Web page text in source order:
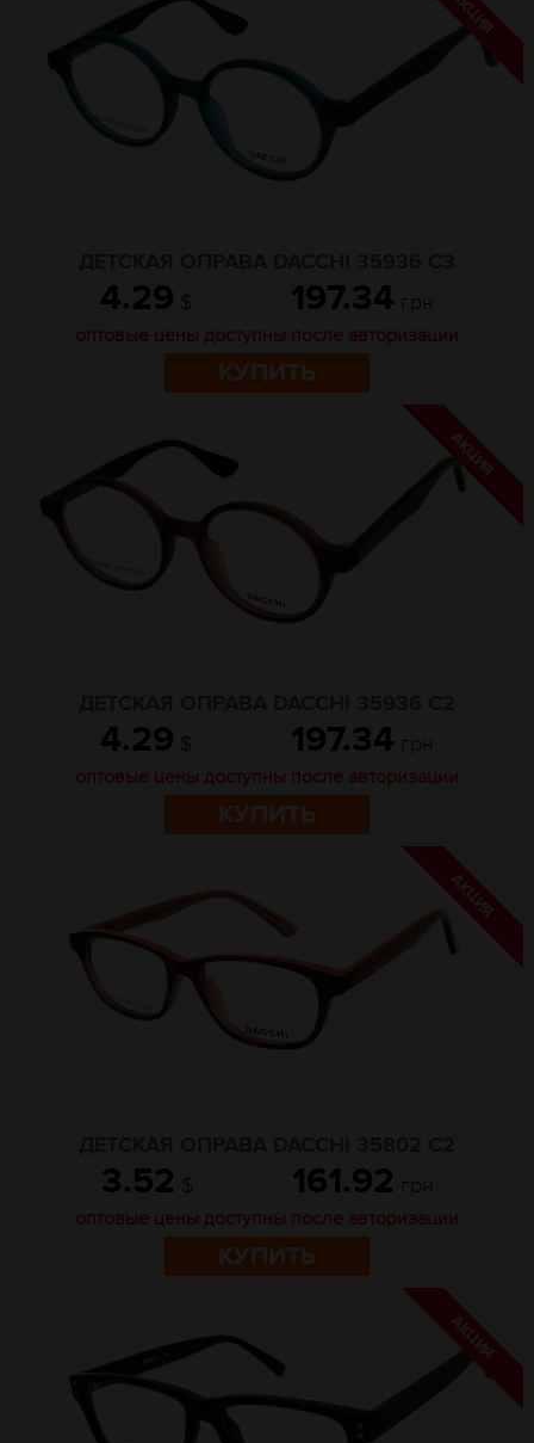
4.29 $ 197.34 грн
оптовые цены доступны после авторизации
КУПИТЬ
4.29 $ 197.34 грн
оптовые цены доступны после авторизации
КУПИТЬ
3.52 $ 161.92 грн
оптовые цены доступны после авторизации
КУПИТЬ